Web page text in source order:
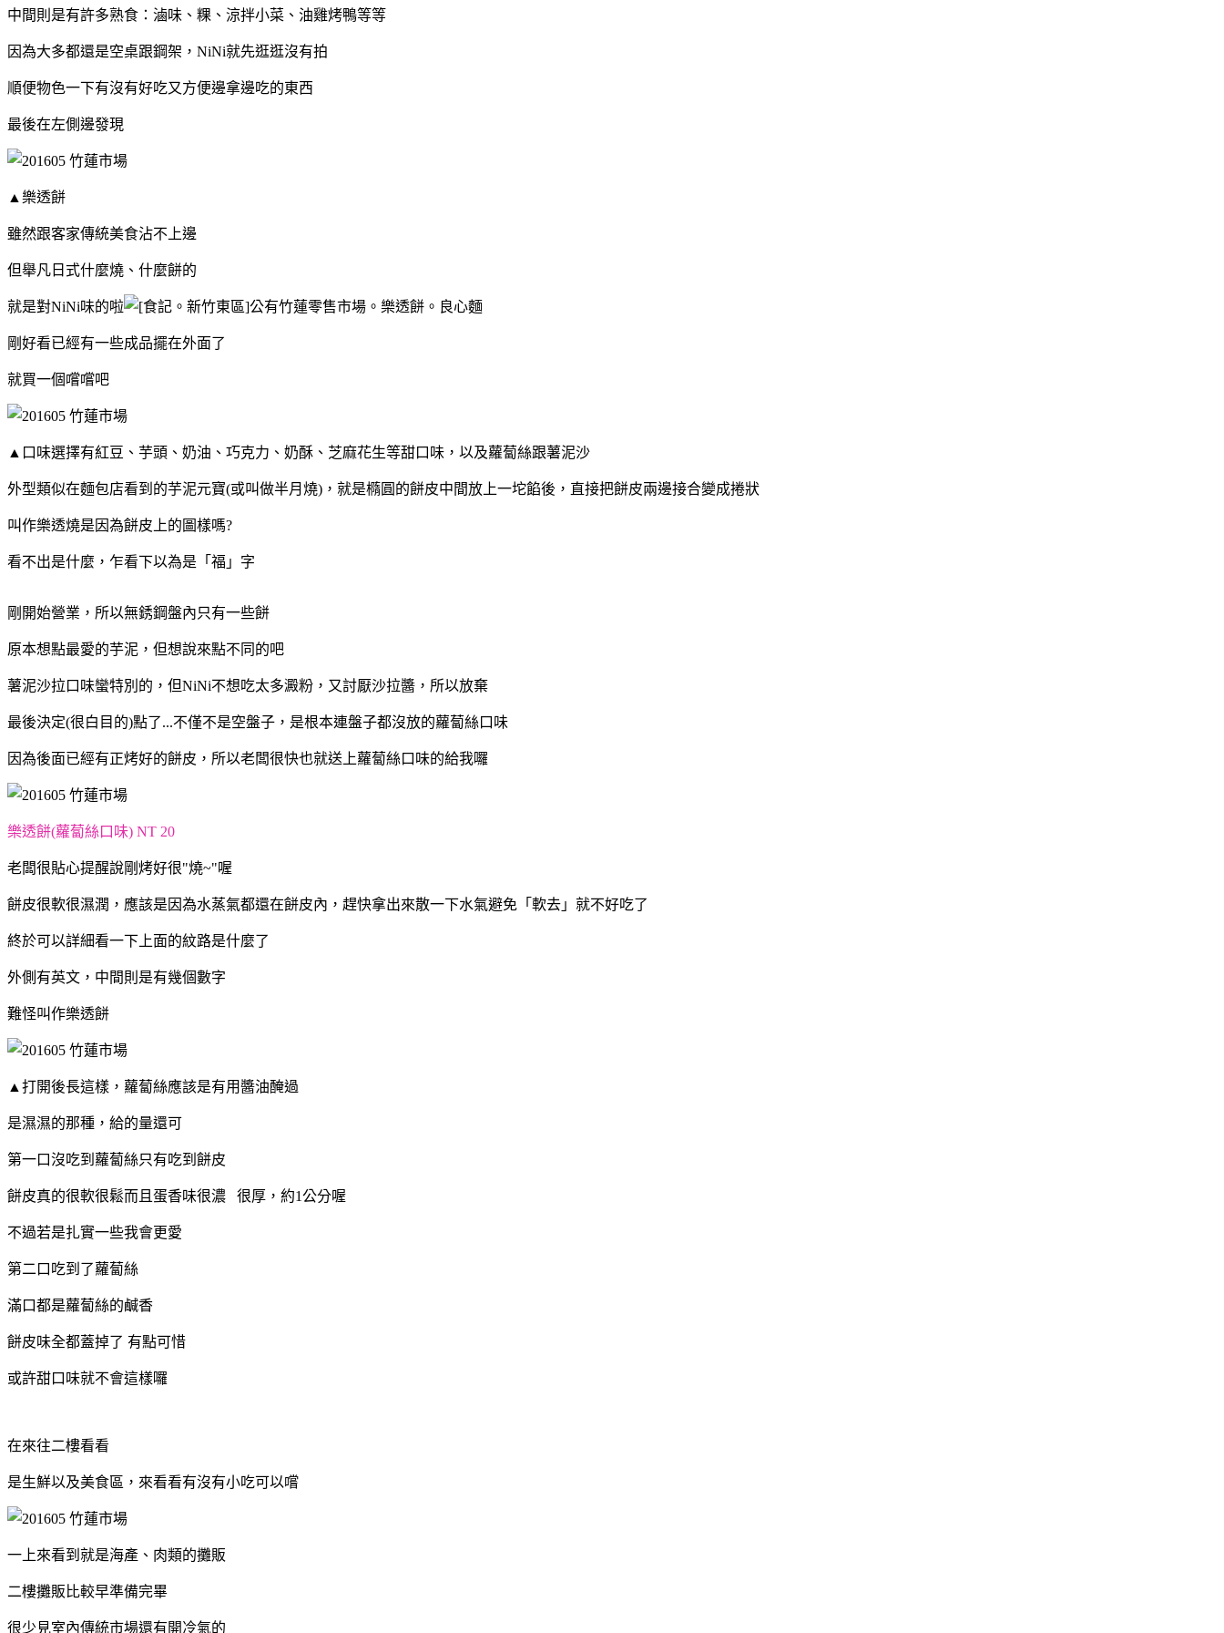
中間則是有許多熟食：滷味、粿、涼拌小菜、油雞烤鴨等等
因為大多都還是空桌跟鋼架，NiNi就先逛逛沒有拍
順便物色一下有沒有好吃又方便邊拿邊吃的東西
最後在左側邊發現
▲樂透餅
雖然跟客家傳統美食沾不上邊
但舉凡日式什麼燒、什麼餅的
就是對NiNi味的啦
剛好看已經有一些成品擺在外面了
就買一個嚐嚐吧
▲口味選擇有紅豆、芋頭、奶油、巧克力、奶酥、芝麻花生等甜口味， 以及蘿蔔絲跟薯泥沙
外型類似在麵包店看到的芋泥元寶(或叫做半月燒)，就是橢圓的餅皮中間放上一坨餡後，直接把餅皮兩邊接合變成捲狀
叫作樂透燒是因為餅皮上的圖樣嗎?
看不出是什麼，乍看下以為是「福」字
剛開始營業，所以無銹鋼盤內只有一些餅
原本想點最愛的芋泥，但想說來點不同的吧
薯泥沙拉口味蠻特別的，但NiNi不想吃太多澱粉，又討厭沙拉醬，所以放棄
最後決定(很白目的)點了...不僅不是空盤子，是根本連盤子都沒放的蘿蔔絲口味
因為後面已經有正烤好的餅皮，所以老闆很快也就送上蘿蔔絲口味的給我囉
樂透餅(蘿蔔絲口味) NT 20
老闆很貼心提醒說剛烤好很"燒~"喔
餅皮很軟很濕潤，應該是因為水蒸氣都還在餅皮內， 趕快拿出來散一下水氣避免「軟去」就不好吃了
終於可以詳細看一下上面的紋路是什麼了
外側有英文，中間則是有幾個數字
難怪叫作樂透餅
▲打開後長這樣，蘿蔔絲應該是有用醬油醃過
是濕濕的那種， 給的量還可
第一口沒吃到蘿蔔絲只有吃到餅皮
餅皮真的很軟很鬆而且蛋香味很濃 很厚，約1公分喔
不過若是扎實一些我會更愛
第二口吃到了蘿蔔絲
滿口都是蘿蔔絲的鹹香
餅皮味全都蓋掉了 有點可惜
或許甜口味就不會這樣囉
在來往二樓看看
是生鮮以及美食區，來看看有沒有小吃可以嚐
一上來看到就是海產、肉類的攤販
二樓攤販比較早準備完畢
很少見室內傳統市場還有開冷氣的